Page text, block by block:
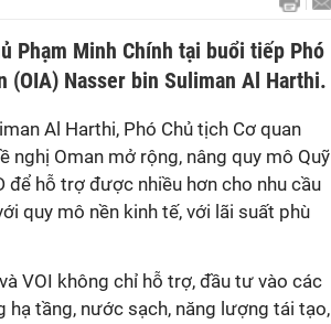
Phạm Minh Chính tại buổi tiếp Phó
(OIA) Nasser bin Suliman Al Harthi.
Al Harthi, Phó Chủ tịch Cơ quan
nghị Oman mở rộng, nâng quy mô Quỹ
hỗ trợ được nhiều hơn cho nhu cầu
quy mô nền kinh tế, với lãi suất phù
VOI không chỉ hỗ trợ, đầu tư vào các
tầng, nước sạch, năng lượng tái tạo,